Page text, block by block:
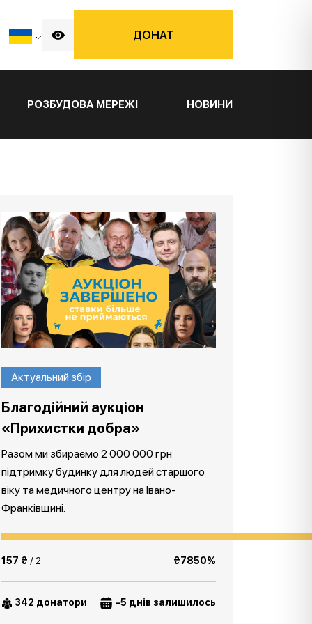
ДОНАТ
РОЗБУДОВА МЕРЕЖІ НОВИНИ
Актуальний збір
Благодійний аукціон
«Прихистки добра»
Разом ми збираємо 2 000 000 грн
підтримку будинку для людей старшого
віку та медичного центру на Івано-
Франківщині.
157 ₴ / 2 ₴7850%
342 донатори -5 днів залишилось